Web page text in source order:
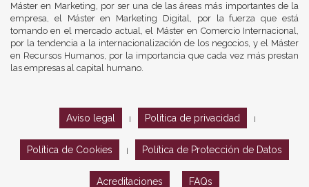
Máster en Marketing, por ser una de las áreas más importantes de la
empresa, el Máster en Marketing Digital, por la fuerza que está
tomando en el mercado actual, el Máster en Comercio Internacional,
por la tendencia a la internacionalización de los negocios, y el Máster
en Recursos Humanos, por la importancia que cada vez más prestan
las empresas al capital humano.
Aviso legal Política de privacidad
Política de Cookies Política de Protección de Datos
Acreditaciones FAQs